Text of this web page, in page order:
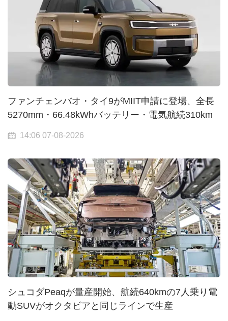
ファンチェンバオ・タイ9がMIIT申請に登場、全長
5270mm・66.48kWhバッテリー・電気航続310km
14:06 07-08-2026
シュコダPeaqが量産開始、航続640kmの7人乗り電
動SUVがオクタビアと同じラインで生産